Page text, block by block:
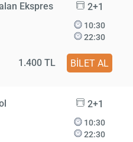
Ekspres 2+1
10:30
22:30
1.400 TL BİLET AL
2+1
10:30
22:30